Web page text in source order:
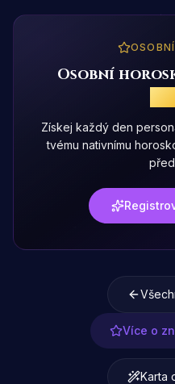
Osobní
Získej každý den
tvému nativnímu
Více o
Karta